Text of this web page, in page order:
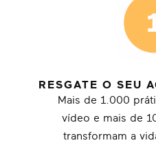
RESGATE O SEU
Mais de 1.000
vídeo e mais de
transformam a